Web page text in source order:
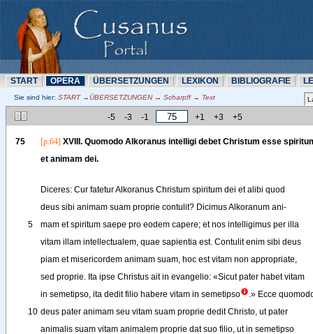
START OPERA ÜBERSETZUNN LEXIKON BIBLIOGRAFIE
Sie sind hier: START →ÜBERSETZUNN → Scharpff → Text
-5 -3 -1 +1 +3 +5
75 [p.64] XVIII . Quomodo Alkoranus intelligi debet Christum esse
et animam dei.
Diceres: Cur fateturAlkoranus Christum spiritum dei et alibi quod
deus sibi animam suam proprie contulit? DicimusAlkoranum ani-
5
mam et spiritum saepe pro eodem capere; et nos intelligimus per illa
vitam illam intellectualem, quae sapientia est. Contulit enim sibi deus
piam et misericordem animam suam, hoc est vitam non appropriate,
sed proprie. Ita ipse Christus ait in evangelio: «Sicut pater habet vitam
in semetipso, ita dedit filio habere vitam in semetipso .» Ecce
10 deus pater animam seu vitam suam proprie dedit Christo, ut pater
animalis suam vitam animalem proprie dat suo filio, ut in semetipso